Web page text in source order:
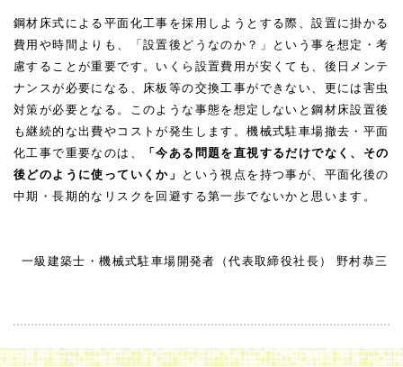
鋼材床式による平面化工事を採用しようとする際、設置に掛かる
費用や時間よりも、「設置後どうなのか？」という事を想定・考
慮することが重要です。いくら設置費用が安くても、後日メンテ
ナンスが必要になる、床板等の交換工事ができない、更には害虫
対策が必要となる。このような事態を想定しないと鋼材床設置後
も継続的な出費やコストが発生します。機械式駐車場撤去・平面
化工事で重要なのは、
「今ある問題を直視するだけでなく、その
後どのように使っていくか」 という視点を持つ事が、平面化後の
中期・長期的なリスクを回避する第一歩でないかと思います。
一級建築士・機械式駐車場開発者（代表取締役社長） 野村恭三